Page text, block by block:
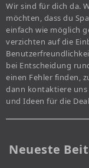
Wir sind für dich da.
möchten, dass du
einfach wie möglich
verzichten auf die
bei Entscheidung
einen Fehler finden,
dann kontaktiere uns
und Ideen für die
Neueste